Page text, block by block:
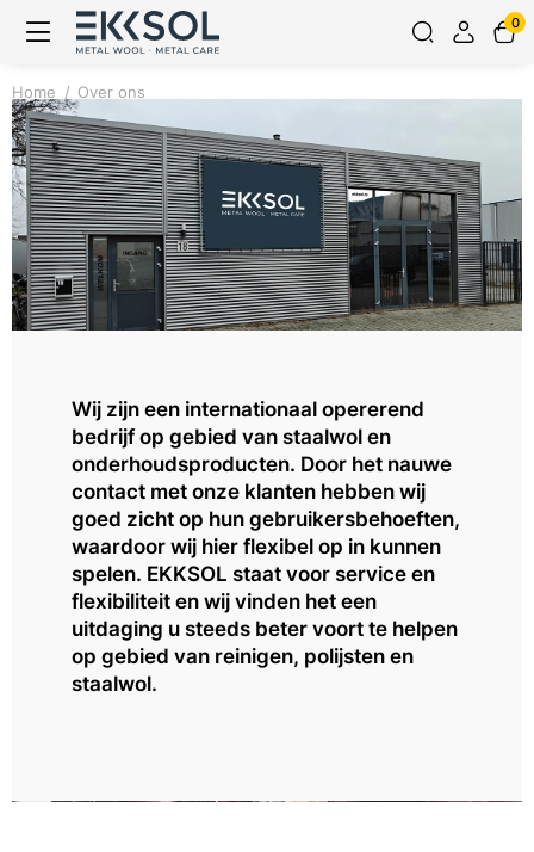
0
Home Over ons
Over ons
Wij zijn een internationaal opererend
bedrijf op gebied van staalwol en
onderhoudsproducten. Door het nauwe
contact met onze klanten hebben wij
goed zicht op hun gebruikersbehoeften,
waardoor wij hier flexibel op in kunnen
spelen. EKKSOL staat voor service en
flexibiliteit en wij vinden het een
uitdaging u steeds beter voort te helpen
op gebied van reinigen, polijsten en
staalwol.